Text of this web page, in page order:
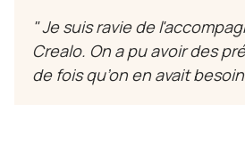
" Je suis ravie de
Crealo. On a pu avoir des
de fois qu’on en avait